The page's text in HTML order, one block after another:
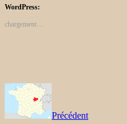
WordPress:
chargement…
Précédent